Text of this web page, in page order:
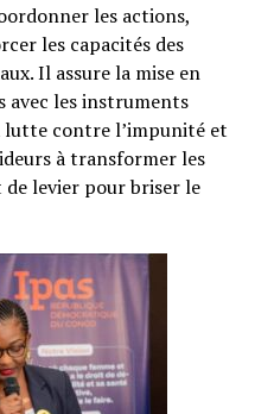
les actions,
les capacités des
Il assure la mise en
avec les instruments
contre l’impunité et
à transformer les
de levier pour briser le